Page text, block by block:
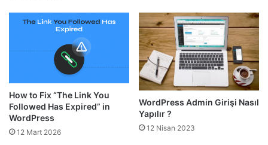
How to Fix “The Link You
Followed Has Expired” in
WordPress
12 Mart 2026
WordPress Admin Girişi Nasıl
Yapılır ?
12 Nisan 2023